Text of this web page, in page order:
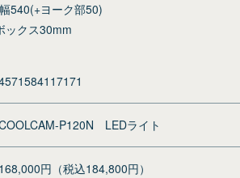
540(+ヨーク部50)
ックス30mm
P120N LEDライト
168,000円（税込184,800円）